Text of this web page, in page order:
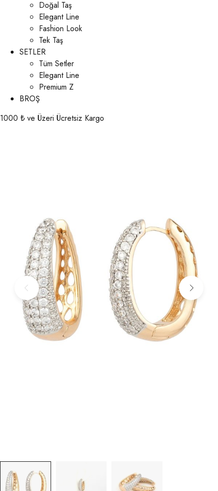
Doğal Taş
Elegant Line
Fashion Look
Tek Taş
SETLER
Tüm Setler
Elegant Line
Premium Z
BROŞ
1000 ₺ ve Üzeri Ücretsiz Kargo